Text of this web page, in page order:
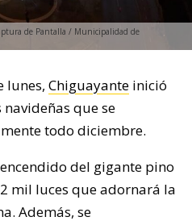
de Pantalla / Municipalidad de
lunes, Chiguayante inició
que se
todo diciembre.
del gigante pino
mil luces que adornará la
Además, se